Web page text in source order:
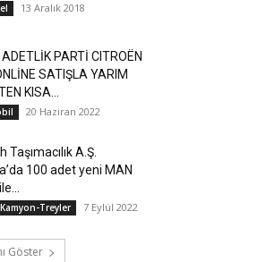
13 Aralık 2018
PARTİ CITROËN
SATIŞLA YARIM
KISA...
20 Haziran 2022
Taşımacılık A.Ş.
100 adet yeni MAN
Treyler 7 Eylül 2022
Göster